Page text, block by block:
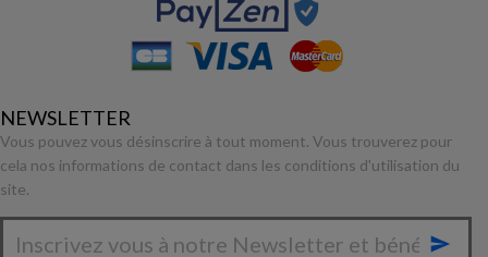
NEWSLETTER
Vous pouvez vous désinscrire à tout moment. Vous trouverez pour
cela nos informations de contact dans les conditions d'utilisation du
site.
